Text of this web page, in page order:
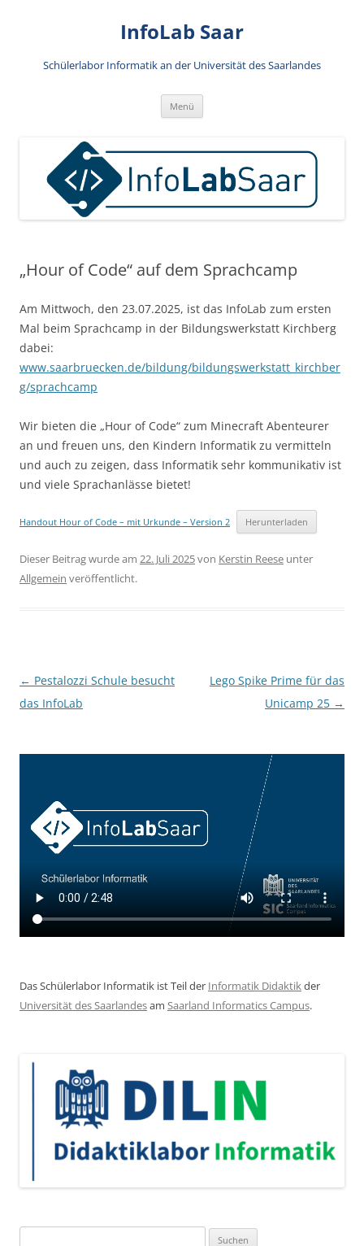
InfoLab Saar
Schülerlabor Informatik an der Universität des Saarlandes
Menü
„Hour of Code“ auf dem Sprachcamp
Am Mittwoch, den 23.07.2025, ist das InfoLab zum ersten
Mal beim Sprachcamp in der Bildungswerkstatt Kirchberg
dabei:
www.saarbruecken.de/bildung/bildungswerkstatt_kirchber
g/sprachcamp
Wir bieten die „Hour of Code“ zum Minecraft Abenteurer
an und freuen uns, den Kindern Informatik zu vermitteln
und auch zu zeigen, dass Informatik sehr kommunikativ ist
und viele Sprachanlässe bietet!
Handout Hour of Code – mit Urkunde – Version 2 Herunterladen
Dieser Beitrag wurde am 22. Juli 2025von Kerstin Reese unter
Allgemein veröffentlicht.
Beitragsnavigation
← Pestalozzi Schule besucht
das InfoLab
Lego Spike Prime für das
Unicamp 25 →
Das Schülerlabor Informatik ist Teil der Informatik Didaktikder
Universität des Saarlandesam Saarland Informatics Campus.